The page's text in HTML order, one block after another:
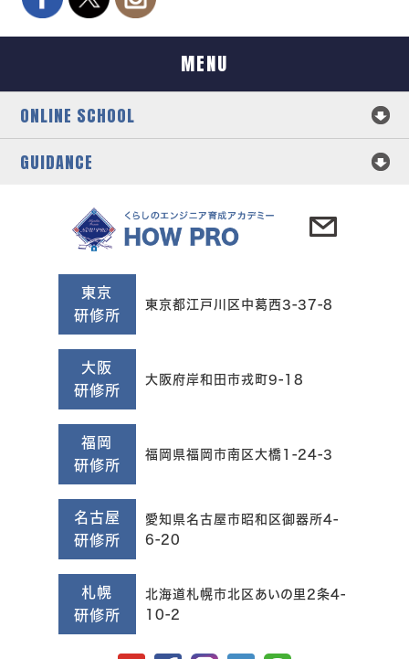
MENU
ONLINE SCHOOL
GUIDANCE
東京
研修所
東京都江戸川区中葛西3-37-8
大阪
研修所
大阪府岸和田市戎町9-18
福岡
研修所
福岡県福岡市南区大橋1-24-3
名古屋
研修所
愛知県名古屋市昭和区御器所4-
6-20
札幌
研修所
北海道札幌市北区あいの里2条4-
10-2